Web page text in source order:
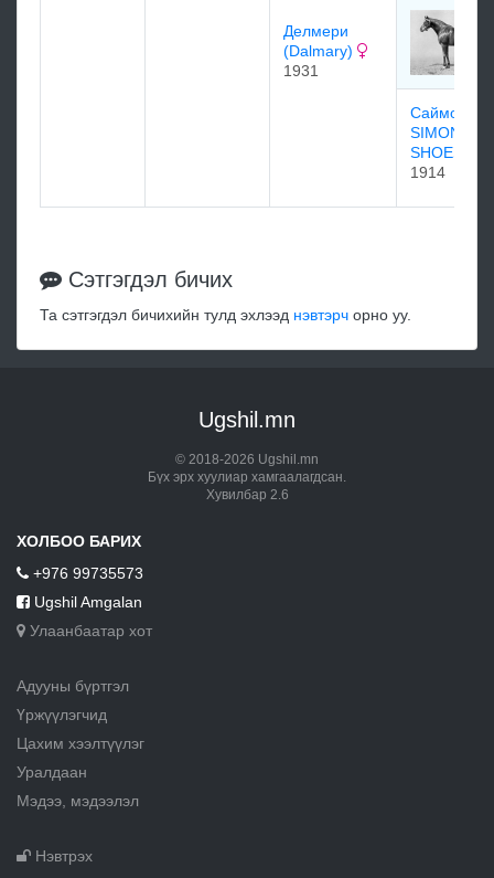
Делмери
(Dalmary)
1931
Саймонз
SIMONS
SHOES
1914
Сэтгэгдэл бичих
Та сэтгэгдэл бичихийн тулд эхлээд нэвтэрч орно уу.
Ugshil.mn
© 2018-2026 Ugshil.mn
Бүх эрх хуулиар хамгаалагдсан.
Хувилбар 2.6
ХОЛБОО БАРИХ
+976 99735573
Ugshil Amgalan
Улаанбаатар хот
Адууны бүртгэл
Үржүүлэгчид
Цахим хээлтүүлэг
Уралдаан
Мэдээ, мэдээлэл
Нэвтрэх